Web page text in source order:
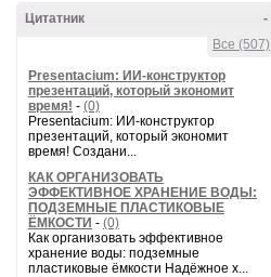
-
Цитатник
Все (507)
Presentacium: ИИ‑конструктор
презентаций, который экономит
время! - (0)
Presentacium: ИИ‑конструктор
презентаций, который экономит
время! Создани...
КАК ОРГАНИЗОВАТЬ
ЭФФЕКТИВНОЕ ХРАНЕНИЕ ВОДЫ:
ПОДЗЕМНЫЕ ПЛАСТИКОВЫЕ
ЁМКОСТИ - (0)
Как организовать эффективное
хранение воды: подземные
пластиковые ёмкости Надёжное х...